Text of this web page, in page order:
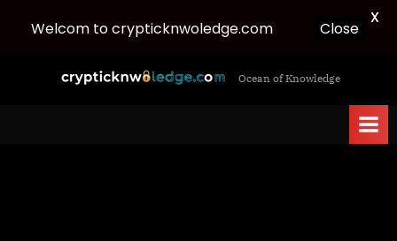
c
Ocean of Knowledge
Welcom to crypticknwoledge.com Close
X